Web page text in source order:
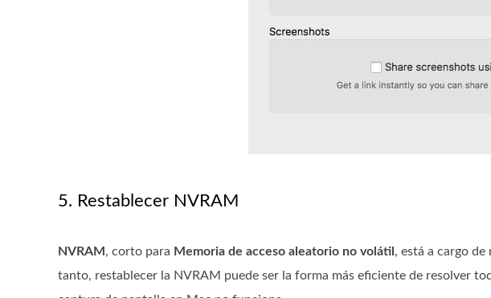
5. Restablecer NVRAM
NVRAM , corto para Memoria de acceso aleatorio no volátil , está a cargo
tanto, restablecer la NVRAM puede ser la forma más eficiente de resolver